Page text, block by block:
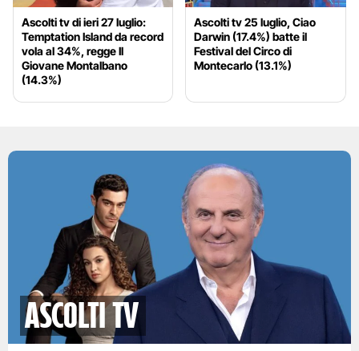
Ascolti tv di ieri 27 luglio:
Temptation Island da record
vola al 34%, regge Il
Giovane Montalbano
(14.3%)
Ascolti tv 25 luglio, Ciao
Darwin (17.4%) batte il
Festival del Circo di
Montecarlo (13.1%)
Ascolti TV